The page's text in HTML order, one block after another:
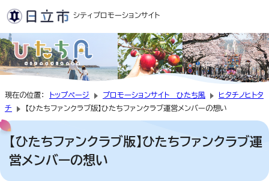
シティプロモーションサイト
現在の位置： トップページ プロモーションサイト ひたち風
ヒタチノヒトタ
チ
【ひたちファンクラブ版】ひたちファンクラブ運営メンバーの想い
【ひたちファンクラブ版】ひたちファンクラブ運
営メンバーの想い